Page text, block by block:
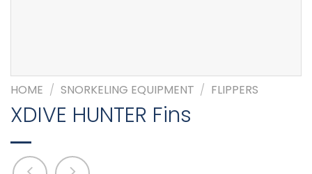
HOME / SNORKELING EQUIPMENT / FLIPPERS
XDIVE HUNTER Fins